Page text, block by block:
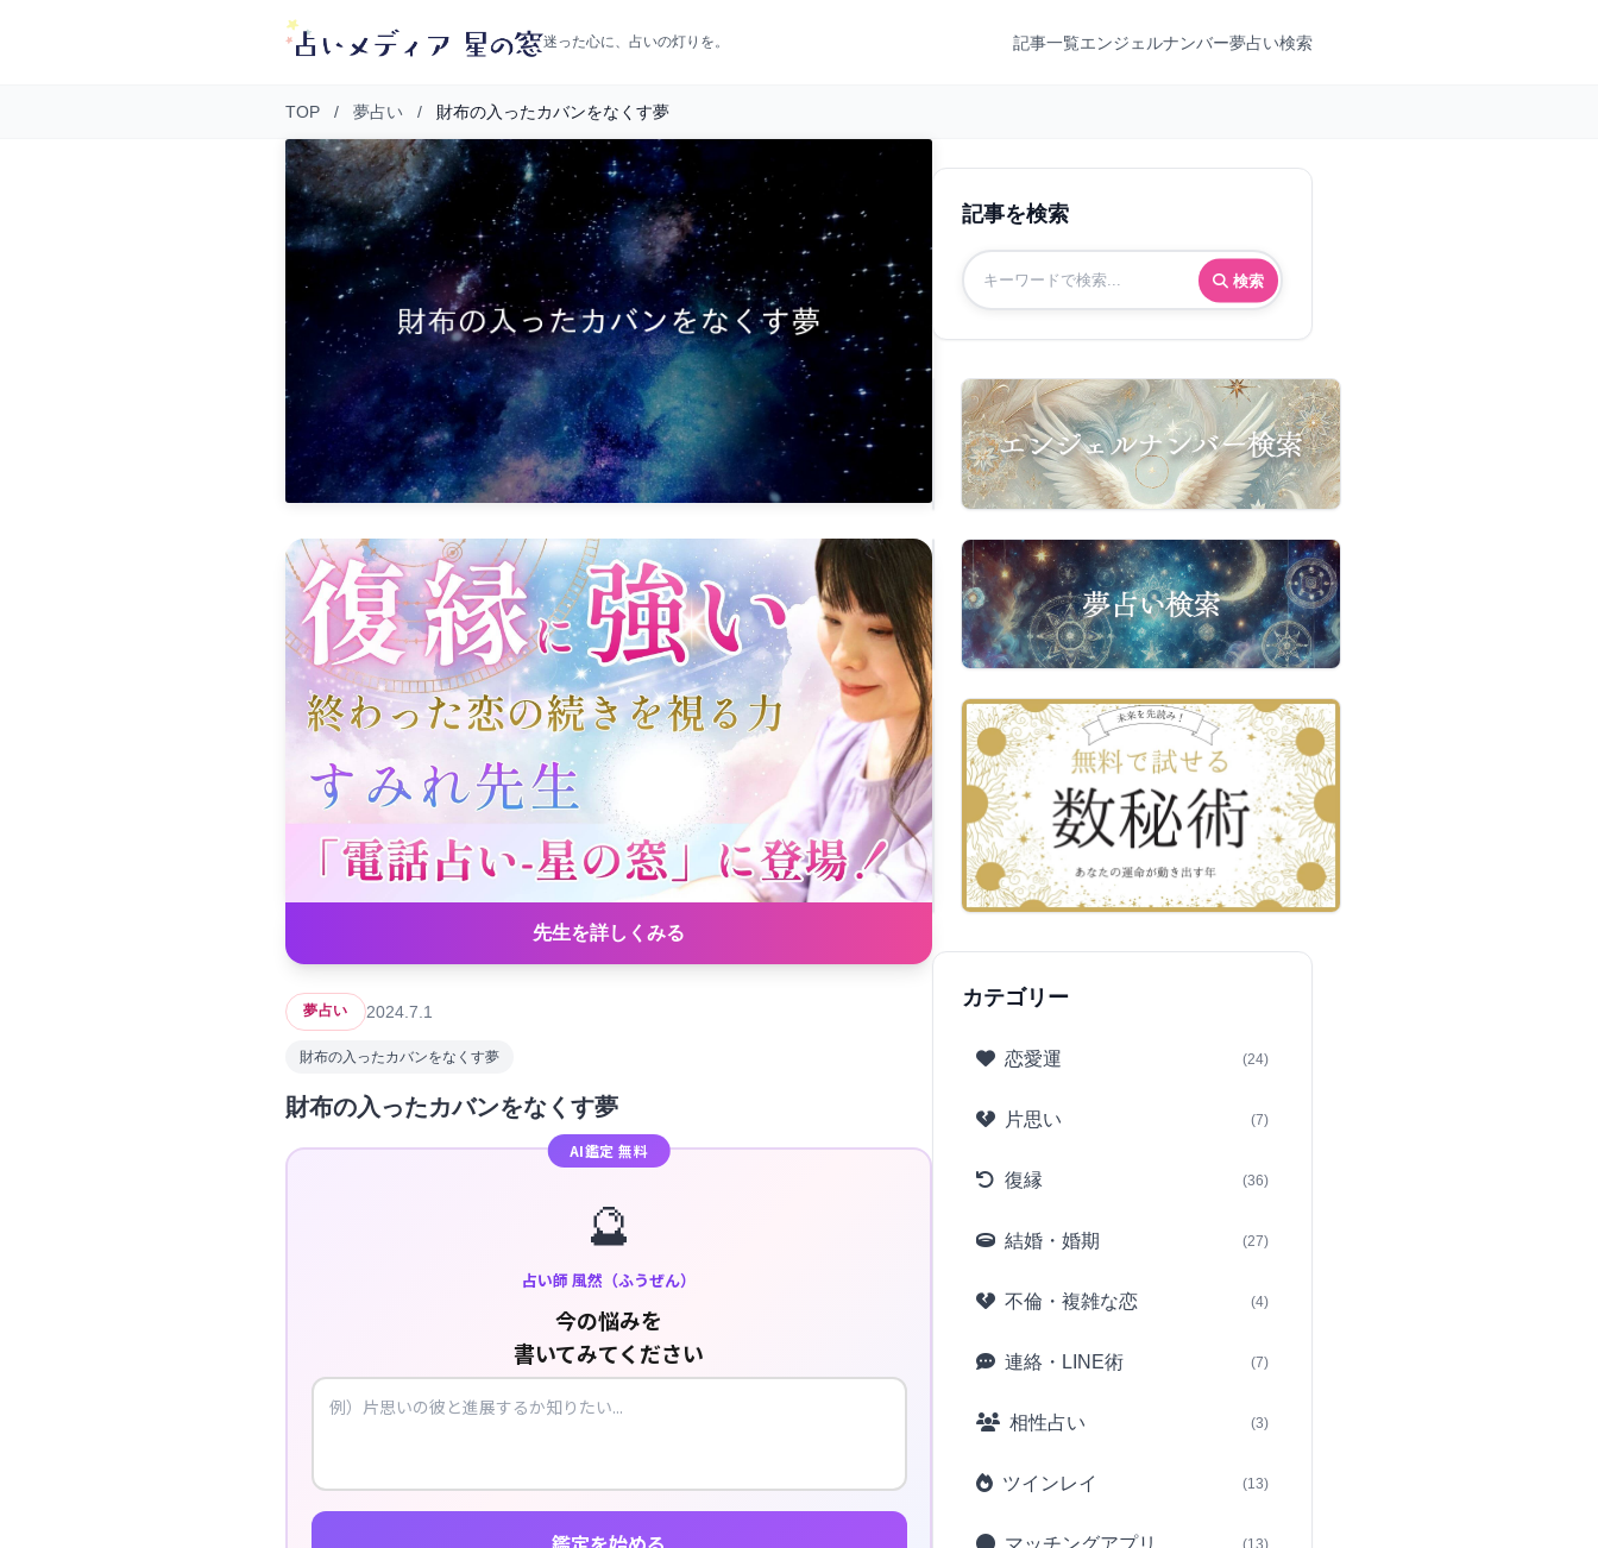
迷った心に、占いの灯りを。 記事一覧エンジェルナンバー夢占い検索
TOP / 夢占い / 財布の入ったカバンをなくす夢
先生を詳しくみる
夢占い 2024.7.1
財布の入ったカバンをなくす夢
財布の入ったカバンをなくす夢
AI鑑定 無料
🔮
占い師 風然（ふうぜん）
今の悩みを
書いてみてください
記事を検索
検索
カテゴリー
恋愛運 (24)
片思い (7)
復縁 (36)
結婚・婚期 (27)
不倫・複雑な恋 (4)
連絡・LINE術 (7)
相性占い (3)
ツインレイ (13)
(13)